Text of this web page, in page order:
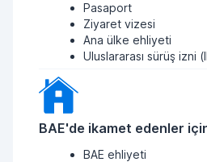
Pasaport
Ziyaret vizesi
Ana ülke ehliyeti
Uluslararası sürüş izni
BAE'de ikamet edenler
BAE ehliyeti